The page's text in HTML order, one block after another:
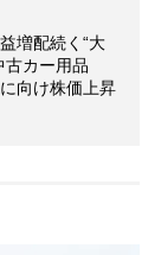
増配続く“大
カー用品
向け株価上昇